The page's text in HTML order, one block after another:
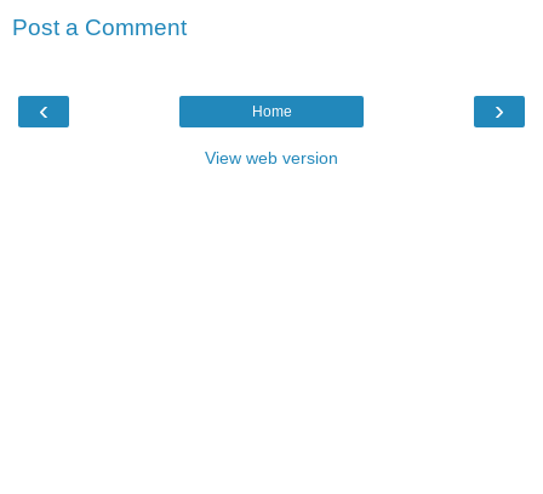
Post a Comment
‹ ›
Home
View web version